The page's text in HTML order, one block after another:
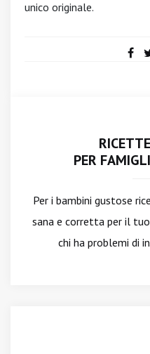
unico originale.
PER
Per i bambini gustose
sana e corretta per il
chi ha problemi di